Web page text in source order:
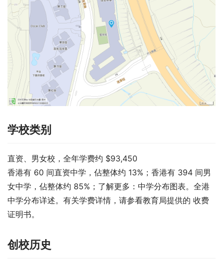
学校类别
直资、男女校，全年学费约 $93,450
香港有 60 间直资中学，佔整体约 13%；香港有 394 间男
女中学，佔整体约 85%；了解更多：中学分布图表。全港
中学分布详述。有关学费详情，请参看教育局提供的 收费
证明书。
创校历史